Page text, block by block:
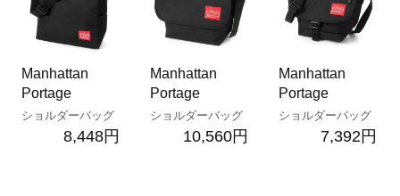
Manhattan
Portage
ショルダーバッグ
8,448円
Manhattan
Portage
ショルダーバッグ
10,560円
Manhattan
Portage
ショルダーバッグ
7,392円